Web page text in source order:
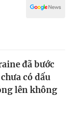
đã bước
có dấu
lên không